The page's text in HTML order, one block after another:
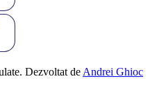
Dezvoltat de Andrei Ghioc